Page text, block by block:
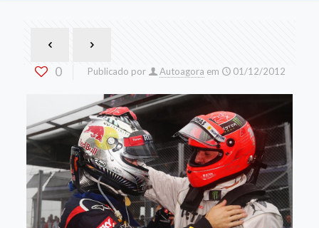
0 Publicado por Autoagora em 01/12/2012